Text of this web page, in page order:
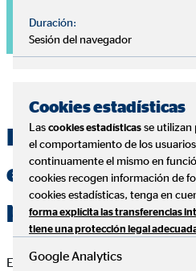
Especialistas
eficiente de las
personales
En OVB respondemos a tus
Duración:
Sesión del navegador
Cookies estadísticas
Las cookies estadísticas se utilizan
el comportamiento de los
continuamente el mismo en
cookies recogen información de
cookies estadísticas, tenga en
forma explícita las transferencias
tiene una protección legal
Google Analytics